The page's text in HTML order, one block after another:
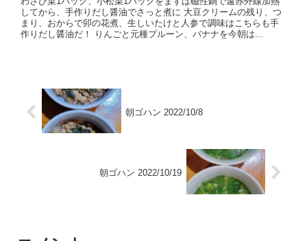
してから、手作りだし醤油でさっと煮に 大豆クリームの残り、つ
まり、おからで卯の花煮、生しいたけと人参で調味はこちらも手
作りだし醤油だ！ りんごと元種プルーン、バナナを今朝は...
朝ゴハン 2022/10/8
朝ゴハン 2022/10/19